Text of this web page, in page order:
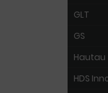
GLT
GS
Hautau
HDS